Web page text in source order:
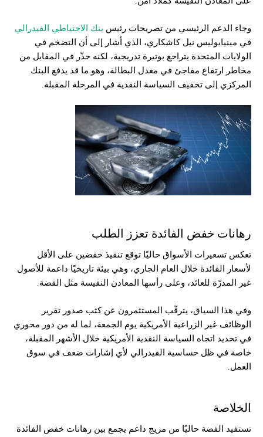
وجاء الدعم الرئيسي من تصريحات رئيس بنك الاحتياطي الفيدرالي
في مينيابوليس نيل كاشكاري، الذي أشار إلى أن التضخم في
الولايات المتحدة يتراجع بوتيرة تدريجية، لكنه حذّر في المقابل من
مخاطر ارتفاع مفاجئ في معدل البطالة، وهو ما قد يدفع البنك
المركزي إلى تخفيف السياسة النقدية في المرحلة المقبلة.
رهانات خفض الفائدة تعزز الطلب
تعكس تسعيرات الأسواق حاليًا توقع تنفيذ خفضين على الأقل
لأسعار الفائدة خلال العام الجاري، وهي بيئة تاريخيًا داعمة للأصول
غير المدرّة للعائد، وعلى رأسها المعادن النفيسة مثل الفضة.
وفي هذا السياق، يترقّب المستثمرون عن كثب صدور تقرير
الوظائف غير الزراعية الأمريكية يوم الجمعة، لما له من دور محوري
في تحديد اتجاه السياسة النقدية الأمريكية خلال الأشهر المقبلة،
خاصة في ظل حساسية الفيدرالي لأي إشارات ضعف في سوق
العمل.
الخلاصة
تستفيد الفضة حاليًا من مزيج داعم يجمع بين رهانات خفض الفائدة